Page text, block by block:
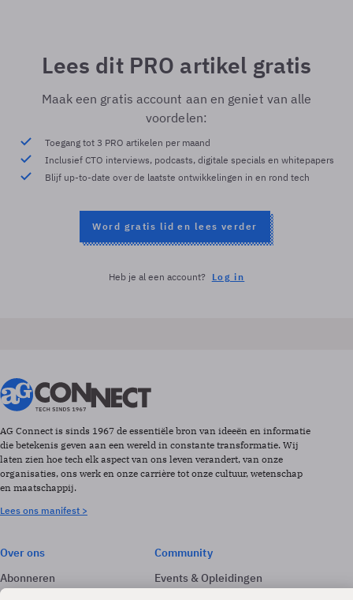
Lees dit PRO artikel gratis
Maak een gratis account aan en geniet van alle
voordelen:
Toegang tot 3 PRO artikelen per maand
Inclusief CTO interviews, podcasts, digitale specials en whitepapers
Blijf up-to-date over de laatste ontwikkelingen in en rond tech
Word gratis lid en lees verder
Heb je al een account? Log in
AG Connect is sinds 1967 de essentiële bron van ideeën en informatie
die betekenis geven aan een wereld in constante transformatie. Wij
laten zien hoe tech elk aspect van ons leven verandert, van onze
organisaties, ons werk en onze carrière tot onze cultuur, wetenschap
en maatschappij.
Lees ons manifest >
Over ons
Abonneren
Adverteren
Community
Events & Opleidingen